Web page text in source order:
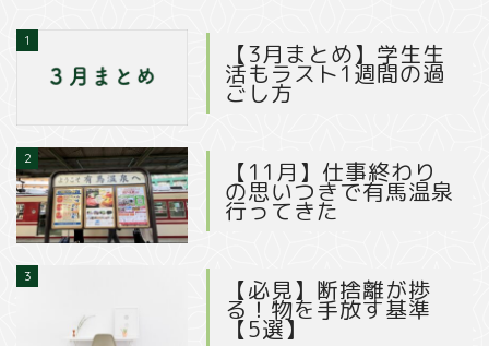
1 【3月まとめ】学生生
活もラスト1週間の過
ごし方
2 【11月】仕事終わり
の思いつきで有馬温泉
行ってきた
3 【必見】断捨離が捗
る！物を手放す基準
【5選】